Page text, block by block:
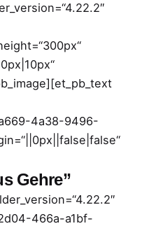
4a38-9496-
Gehre”
466a-a1bf-